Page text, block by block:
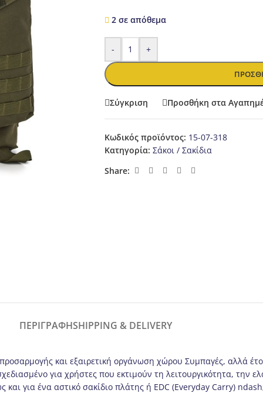
2 σε απόθεμα
- +
Σύγκριση Προσθήκη στα
Κωδικός προϊόντος: 15-07-318
Κατηγορία: Σάκοι / Σακίδια
Share:
ΠΕΡΙΓΡΑΦΉSHIPPING & DELIVERY
και εξαιρετική οργάνωση χώρου Συμπαγές, αλλά
για χρήστες που εκτιμούν τη λειτουργικότητα, την
και για ένα αστικό σακίδιο πλάτης ή EDC (Everyday Carry)